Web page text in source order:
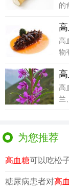
的
笋
高
物
粉
高
兰
为您推荐
高血糖可以吃松
糖尿病患者对高